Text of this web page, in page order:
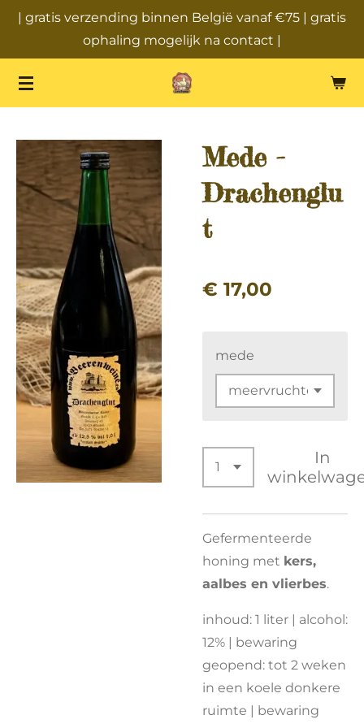
de
hoofdinhoud
| gratis verzending binnen België vanaf €75 | gratis
ophaling mogelijk na contact |
Mede -
Drachenglu
t
€ 17,00
mede
In
Gefermenteerde
honing met kers,
aalbes en vlierbes.
inhoud: 1 liter | alcohol:
12% | bewaring
geopend: tot 2 weken
in een koele donkere
ruimte | bewaring